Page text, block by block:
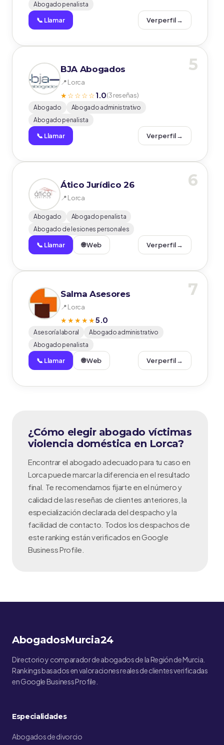
Abogado penalista
📞 Llamar Ver perfil →
5
BJA Abogados
📍 Lorca
★☆☆☆☆1.0(3 reseñas)
Abogado
Abogado administrativo
Abogado penalista
📞 Llamar Ver perfil →
6
Ático Jurídico 26
📍 Lorca
Abogado
Abogado penalista
Abogado de lesiones personales
📞 Llamar 🌐 Web Ver perfil →
7
Salma Asesores
📍 Lorca
★★★★★5.0
Asesoría laboral
Abogado administrativo
Abogado penalista
📞 Llamar 🌐 Web Ver perfil →
¿Cómo elegir abogado víctimas
violencia doméstica en Lorca?
Encontrar el abogado adecuado para tu caso en
Lorca puede marcar la diferencia en el resultado
final. Te recomendamos fijarte en el número y
calidad de las reseñas de clientes anteriores, la
especialización declarada del despacho y la
facilidad de contacto. Todos los despachos de
este ranking están verificados en Google
Business Profile.
AbogadosMurcia24
Directorio y comparador de abogados de la Región de Murcia.
Rankings basados en valoraciones reales de clientes verificadas
en Google Business Profile.
Especialidades
Abogados de divorcio